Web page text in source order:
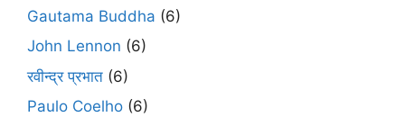
Gautama Buddha (6)
John Lennon (6)
रवीन्द्र प्रभात (6)
Paulo Coelho (6)